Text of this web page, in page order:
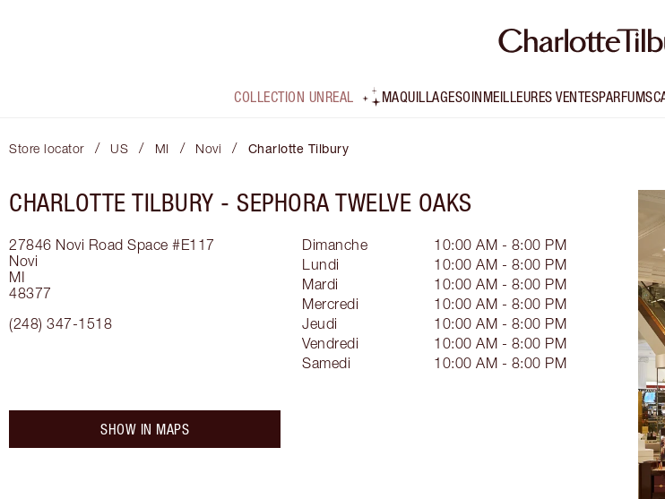
COLLECTION UNREAL MAQUILLAGESOINMEILLEURES VENTESPARFUMS
Store locator / US / MI / Novi / Charlotte Tilbury
CHARLOTTE TILBURY - SEPHORA TWELVE OAKS
27846 Novi Road Space #E117
Novi
MI
48377
(248) 347-1518
Dimanche
10:00 AM - 8:00 PM
Lundi
10:00 AM - 8:00 PM
Mardi
10:00 AM - 8:00 PM
Mercredi
10:00 AM - 8:00 PM
Jeudi
10:00 AM - 8:00 PM
Vendredi
10:00 AM - 8:00 PM
Samedi
10:00 AM - 8:00 PM
SHOW IN MAPS